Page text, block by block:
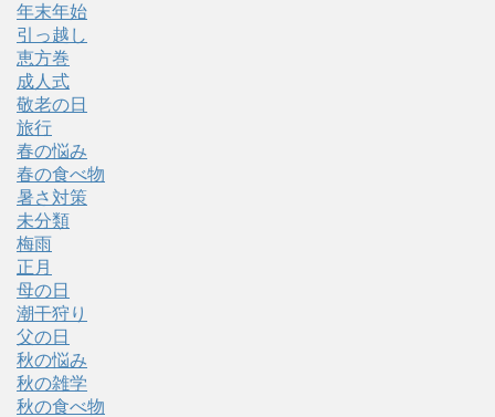
年末年始
引っ越し
恵方巻
成人式
敬老の日
旅行
春の悩み
春の食べ物
暑さ対策
未分類
梅雨
正月
母の日
潮干狩り
父の日
秋の悩み
秋の雑学
秋の食べ物